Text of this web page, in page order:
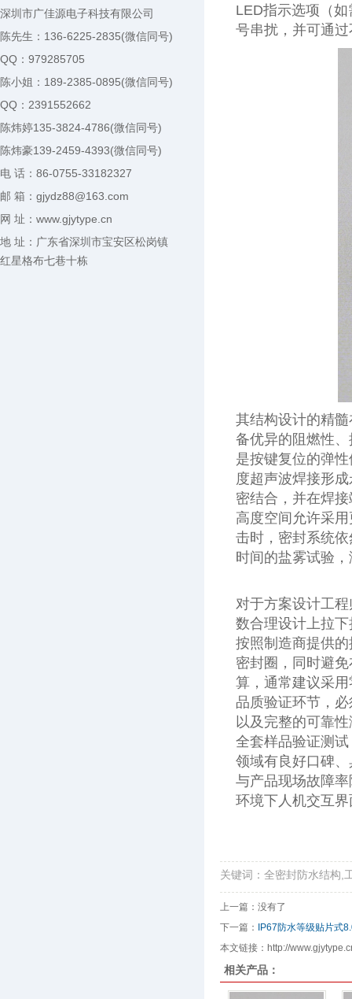
深圳市广佳源电子科技有限公司
陈先生：136-6225-2835(微信同号)
QQ：979285705
陈小姐：189-2385-0895(微信同号)
QQ：2391552662
陈炜婷135-3824-4786(微信同号)
陈炜豪139-2459-4393(微信同号)
电 话：86-0755-33182327
邮 箱：gjydz88@163.com
网 址：www.gjytype.cn
地 址：广东省深圳市宝安区松岗镇
红星格布七巷十栋
LED指示选项（
号串扰，并可通
其结构设计的精
备优异的阻燃性
是按键复位的弹
度超声波焊接形
密结合，并在焊
高度空间允许采
击时，密封系统
时间的盐雾试验
对于方案设计工
数合理设计上拉
按照制造商提供
密封圈，同时避
算，通常建议采
品质验证环节，
以及完整的可靠
全套样品验证测
领域有良好口碑
与产品现场故障
环境下人机交互
关键词：全密封防水结构,
上一篇：没有了
下一篇：
IP67防水等级贴片式
本文链接：http://
相关产品：